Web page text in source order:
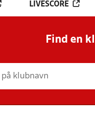
LIVESCORE
Find en